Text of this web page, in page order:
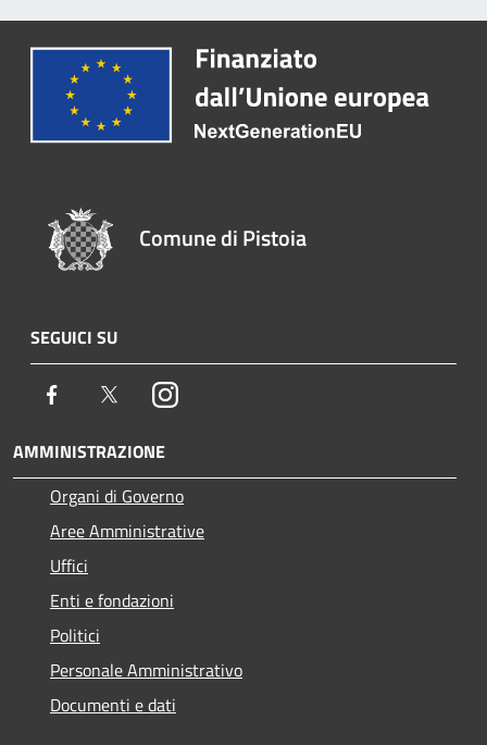
Comune di Pistoia
SEGUICI SU
Facebook TwitterInstagram
AMMINISTRAZIONE
Organi di Governo
Aree Amministrative
Uffici
Enti e fondazioni
Politici
Personale Amministrativo
Documenti e dati